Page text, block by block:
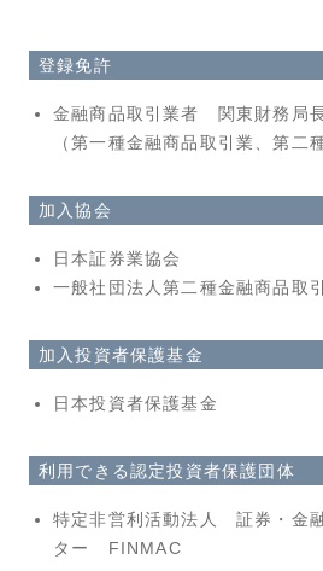
登録免許
金融商品取引業者 関東財務局
（第一種金融商品取引業、第二
加入協会
日本証券業協会
一般社団法人第二種金融商品取
加入投資者保護基金
日本投資者保護基金
利用できる認定投資者保護団体
特定非営利活動法人 証券・金
ター FINMAC